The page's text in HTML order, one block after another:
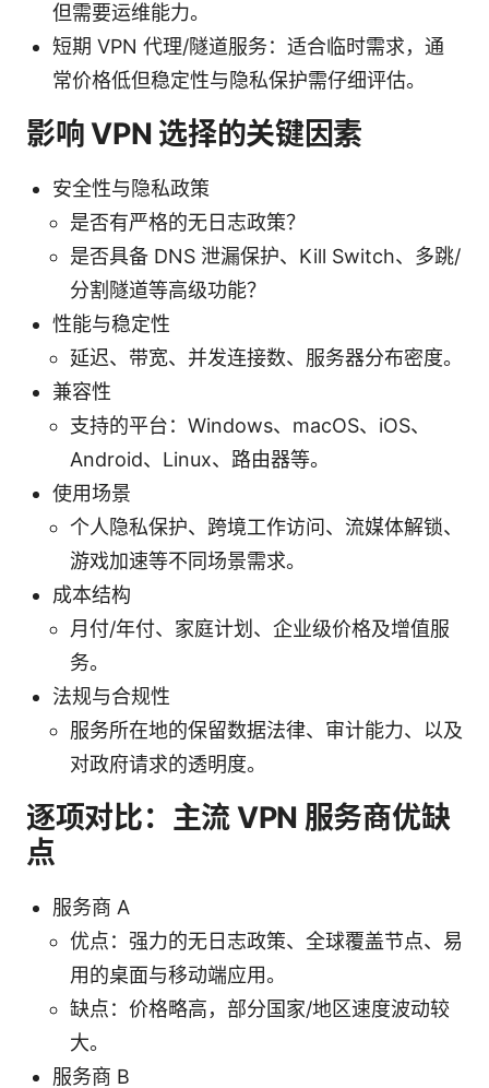
但需要运维能力。
短期 VPN 代理/隧道服务：适合临时需求，通
常价格低但稳定性与隐私保护需仔细评估。
影响 VPN 选择的关键因素
安全性与隐私政策
是否有严格的无日志政策？
是否具备 DNS 泄漏保护、Kill Switch、多跳/
分割隧道等高级功能？
性能与稳定性
延迟、带宽、并发连接数、服务器分布密度。
兼容性
支持的平台：Windows、macOS、iOS、
Android、Linux、路由器等。
使用场景
个人隐私保护、跨境工作访问、流媒体解锁、
游戏加速等不同场景需求。
成本结构
月付/年付、家庭计划、企业级价格及增值服
务。
法规与合规性
服务所在地的保留数据法律、审计能力、以及
对政府请求的透明度。
逐项对比：主流 VPN 服务商优缺
点
服务商 A
优点：强力的无日志政策、全球覆盖节点、易
用的桌面与移动端应用。
缺点：价格略高，部分国家/地区速度波动较
大。
服务商 B